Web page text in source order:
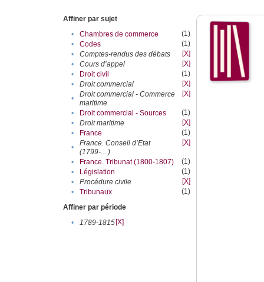
Affiner par sujet
•
Chambres de commerce
(1)
•
Codes
(1)
•
Comptes-rendus des débats
[X]
•
Cours d’appel
[X]
•
Droit civil
(1)
•
Droit commercial
[X]
•
Droit commercial - Commerce
maritime
[X]
• Droit commercial - Sources
(1)
•
Droit maritime
[X]
•
France
(1)
•
France. Conseil d’Etat
(1799-....)
[X]
• France. Tribunat (1800-1807)
(1)
•
Législation
(1)
•
Procédure civile
[X]
•
Tribunaux
(1)
Affiner par période
•
1789-1815[X]